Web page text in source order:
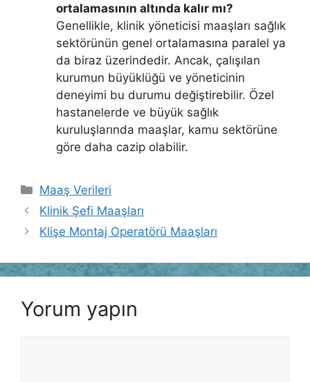
ortalamasının altında kalır mı?
Genellikle, klinik yöneticisi maaşları sağlık
sektörünün genel ortalamasına paralel ya
da biraz üzerindedir. Ancak, çalışılan
kurumun büyüklüğü ve yöneticinin
deneyimi bu durumu değiştirebilir. Özel
hastanelerde ve büyük sağlık
kuruluşlarında maaşlar, kamu sektörüne
göre daha cazip olabilir.
Kategoriler
Maaş Verileri
Klinik Şefi Maaşları
Klişe Montaj Operatörü Maaşları
Yorum yapın